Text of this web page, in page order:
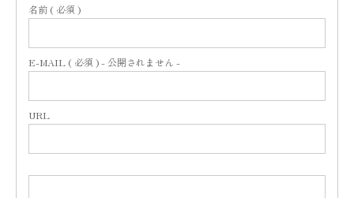
名前 ( 必須 )
E-MAIL ( 必須 ) - 公開されません -
URL